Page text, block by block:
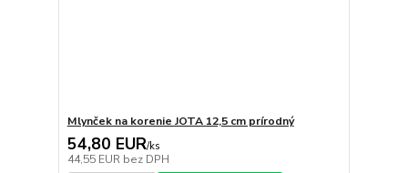
Mlynček na korenie JOTA 12,5 cm prírodný
54,80 EUR/ks
44,55 EUR bez DPH